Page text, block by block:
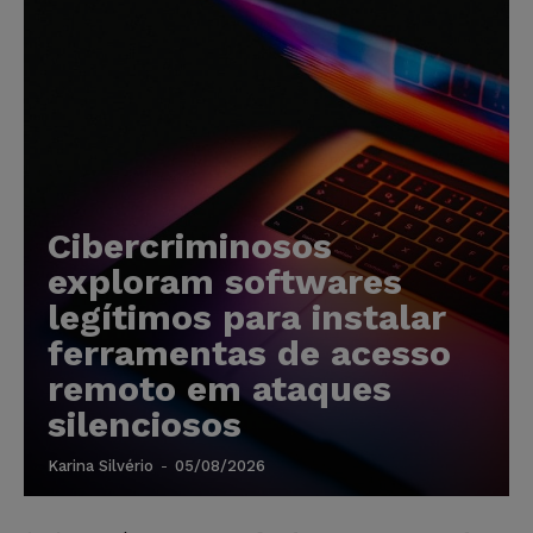
Cibercriminosos
exploram softwares
legítimos para instalar
ferramentas de acesso
remoto em ataques
silenciosos
Karina Silvério - 05/08/2026